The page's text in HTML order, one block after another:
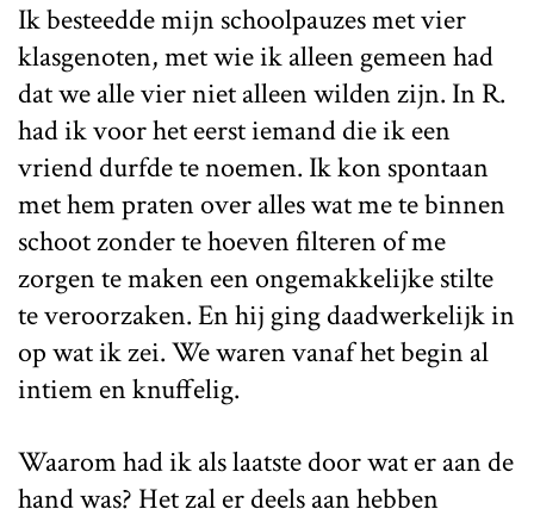
Ik besteedde mijn schoolpauzes met vier
klasgenoten, met wie ik alleen gemeen had
dat we alle vier niet alleen wilden zijn. In R.
had ik voor het eerst iemand die ik een
vriend durfde te noemen. Ik kon spontaan
met hem praten over alles wat me te binnen
schoot zonder te hoeven filteren of me
zorgen te maken een ongemakkelijke stilte
te veroorzaken. En hij ging daadwerkelijk in
op wat ik zei. We waren vanaf het begin al
intiem en knuffelig.
Waarom had ik als laatste door wat er aan de
hand was? Het zal er deels aan hebben